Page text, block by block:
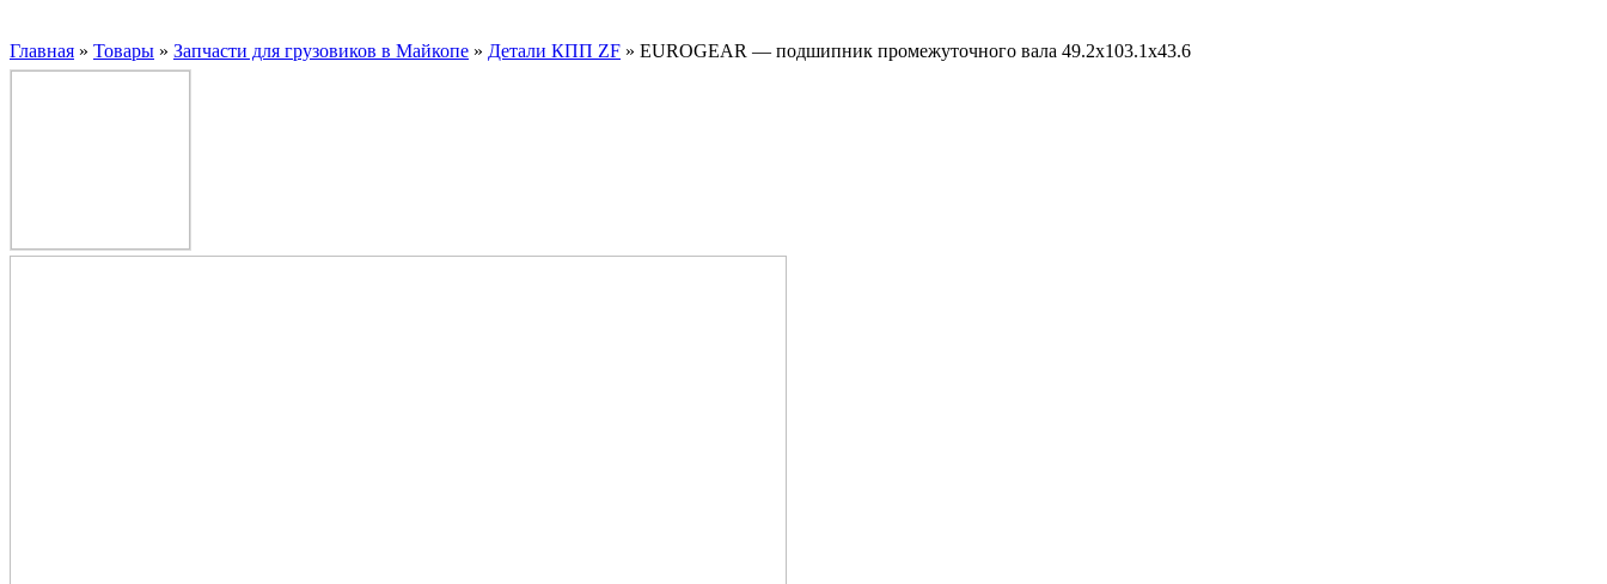
Главная » Товары » Запчасти для грузовиков в Майкопе » Детали КПП ZF » EUROGEAR — подшипник промежуточного вала 49.2х103.1х43.6